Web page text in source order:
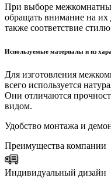
При выборе
обращать внимание на их
также соответствие
Используемые материалы и из
Для изготовления
всего используется
Они отличаются
видом.
Удобство монтажа и
Преимущества компании
Индивидуальный дизайн